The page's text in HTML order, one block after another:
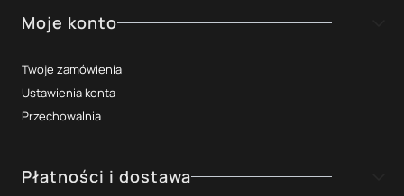
Moje konto
Twoje zamówienia
Ustawienia konta
Przechowalnia
Płatności i dostawa